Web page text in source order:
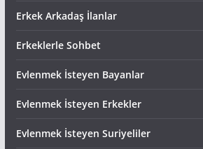
Erkek Arkadaş İlanlar
Erkeklerle Sohbet
Evlenmek İsteyen Bayanlar
Evlenmek İsteyen Erkekler
Evlenmek İsteyen Suriyeliler